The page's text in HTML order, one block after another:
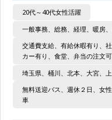
20代～40代女性活躍
一般事務、総務、経理、暖房
交通費支給、有給休暇有り、
カー有り、食堂、弁当の注文可
埼玉県、桶川、北本、大宮、
無料送迎バス、週休２日、女
車